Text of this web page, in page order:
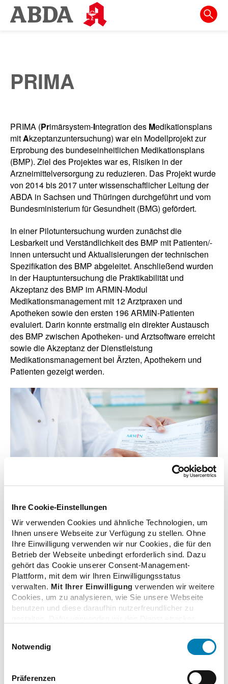
Ihre Cookie-Einstellungen
Wir verwenden Cookies und ähnliche Technologien, um
Ihnen unsere Webseite zur Verfügung zu stellen. Ohne
Ihre Einwilligung verwenden wir nur Cookies, die für den
Betrieb der Webseite unbedingt erforderlich sind. Dazu
gehört das Cookie unserer Consent-Management-
Plattform, mit dem wir Ihren Einwilligungsstatus
verwalten. Mit Ihrer Einwilligung verwenden wir weitere
Cookies, um zu analysieren, wie Sie unsere Webseite
benutzen und diese daraufhin nutzerfreundlicher zu
Adresse und Ihr Surfverhalten verarbeitet. Mit einem
Klick auf „Cookies zulassen“ stimmen Sie der
erforderlichen Cookies zu. Über die Schaltfläche „Nur
Notwendig
Präferenzen
Springe
direkt
zur
zum
Inhalt
zur
Suche
PRIMA
PRIMA (Primärsystem-Integration des Medikationsplans
mitAkzeptanzuntersuchung) war ein Modellprojekt zur
Erprobung des bundeseinheitlichen Medikationsplans
(BMP). Ziel des Projektes war es, Risiken in der
Arzneimittelversorgung zu reduzieren. Das Projekt wurde
von 2014 bis 2017 unter wissenschaftlicher Leitung der
ABDA in Sachsen und Thüringen durchgeführt und vom
Bundesministerium für Gesundheit (BMG) gefördert.
In einer Pilotuntersuchung wurden zunächst die
Lesbarkeit und Verständlichkeit des BMP mit Patienten/-
innen untersucht und Aktualisierungen der technischen
Spezifikation des BMP abgeleitet. Anschließend wurden
in der Hauptuntersuchung die Praktikabilität und
Akzeptanz des BMP im ARMIN-Modul
Medikationsmanagement mit 12 Arztpraxen und
Apotheken sowie den ersten 196 ARMIN-Patienten
evaluiert. Darin konnte erstmalig ein direkter Austausch
des BMP zwischen Apotheken- und Arztsoftware erreicht
sowie die Akzeptanz der Dienstleistung
Medikationsmanagement bei Ärzten, Apothekern und
Patienten gezeigt werden.
© ABDA
Weitere Informationen
Berichte
Erprobung eines Medikationsplans in der Praxis